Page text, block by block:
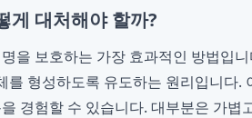
게 대처해야 할까?
을 보호하는 가장 효과적인 방법입
형성하도록 유도하는 원리입니다.
경험할 수 있습니다. 대부분은 가볍